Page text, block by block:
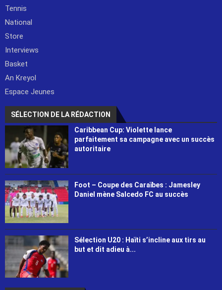
Tennis
National
Store
Interviews
Basket
An Kreyol
Espace Jeunes
SÉLECTION DE LA RÉDACTION
Caribbean Cup: Violette lance
parfaitement sa campagne avec un succès
autoritaire
Foot – Coupe des Caraïbes : Jamesley
Daniel mène Salcedo FC au succès
Sélection U20 : Haïti s’incline aux tirs au
but et dit adieu à...